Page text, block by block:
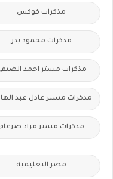
مذكرات فوكس
مذكرات محمود بدر
مذكرات مستر احمد
مذكرات مستر عادل عبد
مذكرات مستر مراد ضرغام
مصر التعليميه